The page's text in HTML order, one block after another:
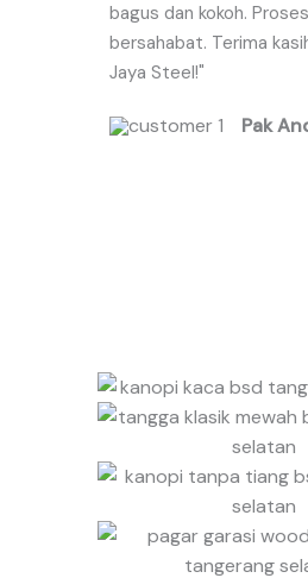
t
e
d
o
bagus dan kokoh.
bersahabat. Terima
Jaya Steel!"
Pak